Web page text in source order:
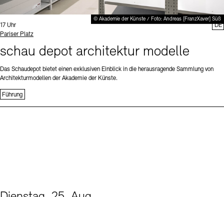
© Akademie der Künste / Foto: Andreas [FranzXaver] Süß
Uhrzeit:
17 Uhr
Standort
Pariser Platz
schau depot architektur modelle
Das Schaudepot bietet einen exklusiven Einblick in die herausragende Sammlung von
Architekturmodellen der Akademie der Künste.
Führung
DE